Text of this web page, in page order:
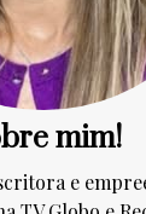
mim!
e